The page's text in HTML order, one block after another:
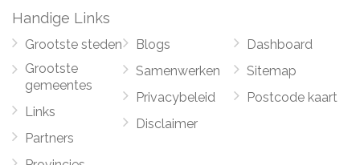
Handige Links
Grootste steden
Grootste
gemeentes
Links
Partners
Blogs
Samenwerken
Privacybeleid
Disclaimer
Dashboard
Sitemap
Postcode kaart